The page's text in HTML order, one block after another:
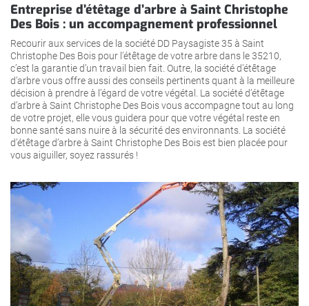
Entreprise d’étêtage d’arbre à Saint Christophe
Des Bois : un accompagnement professionnel
Recourir aux services de la société DD Paysagiste 35 à Saint
Christophe Des Bois pour l’étêtage de votre arbre dans le 35210,
c’est la garantie d’un travail bien fait. Outre, la société d’étêtage
d’arbre vous offre aussi des conseils pertinents quant à la meilleure
décision à prendre à l’égard de votre végétal. La société d’étêtage
d’arbre à Saint Christophe Des Bois vous accompagne tout au long
de votre projet, elle vous guidera pour que votre végétal reste en
bonne santé sans nuire à la sécurité des environnants. La société
d’étêtage d’arbre à Saint Christophe Des Bois est bien placée pour
vous aiguiller, soyez rassurés !